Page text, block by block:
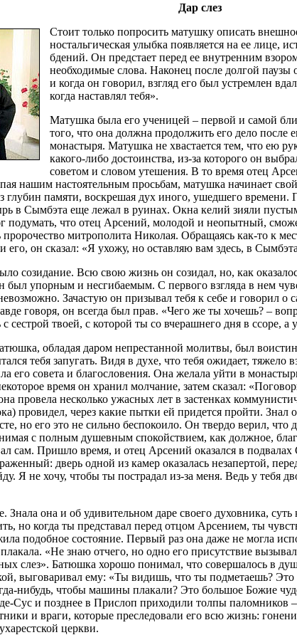
Дар слез
Стоит только попросить матушку описать
ностальгическая улыбка появляется на ее лице,
бдений. Он предстает перед ее внутренним
необходимые слова. Наконец после долгой паузы
и когда он говорил, взгляд его был устремлен
когда наставлял тебя».
Матушка была его ученицей – первой и самой
того, что она должна продолжить его дело после
монастыря. Матушка не хвастается тем, что ею
какого-либо достоинства, из-за которого он
советом и словом утешения. В то время отец
нашим настоятельным просьбам, матушка начинает
глубин памяти, воскрешая дух иного, ушедшего времени.
в Сымбэта еще лежал в руинах. Окна келий зияли
подумать, что отец Арсений, молодой и неопытный,
митрополита Николая. Обращаясь как-то к
он сказал: «Я ухожу, но оставляю вам здесь, в
созидание. Всю свою жизнь он созидал, но, как
был упорным и несгибаемым. С первого взгляда в нем
Зачастую он призывал тебя к себе и говорил о
говоря, он всегда был прав. «Чего же ты хочешь? –
сестрой твоей, с которой ты со вчерашнего дня в ссоре,
обладая даром непрестанной молитвы, был
тебя запугать. Видя в духе, что тебя ожидает,
его совета и благословения. Она желала уйти в
время он хранил молчание, затем сказал:
провела несколько ужасных лет в застенках
провидел, через какие пытки ей придется пройти. Знал
но его это не сильно беспокоило. Он твердо верил, что
с полным душевным спокойствием, как должное,
сам. Пришло время, и отец Арсений оказался в
дверь одной из камер оказалась незапертой,
Я не хочу, чтобы ты пострадал из-за меня. Ведь у тебя
Знала она и об удивительном даре своего духовника,
но когда ты представал перед отцом Арсением, ты
подобное состояние. Первый раз она даже не могла
«Не знаю отчего, но одно его присутствие
слез». Батюшка хорошо понимал, что совершалось в
выговаривал ему: «Ты видишь, что ты подметаешь?
нибудь, чтобы машины плакали? Это большое Божие
Сус и позднее в Прислоп приходили толпы паломников
и враги, которые преследовали его всю жизнь:
церкви.